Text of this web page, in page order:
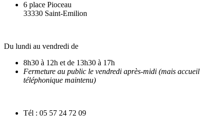
6 place Pioceau
33330 Saint-Emilion
Du lundi au vendredi de
8h30 à 12h et de 13h30 à 17h
Fermeture au public le vendredi après-midi (mais accueil
téléphonique maintenu)
Tél : 05 57 24 72 09